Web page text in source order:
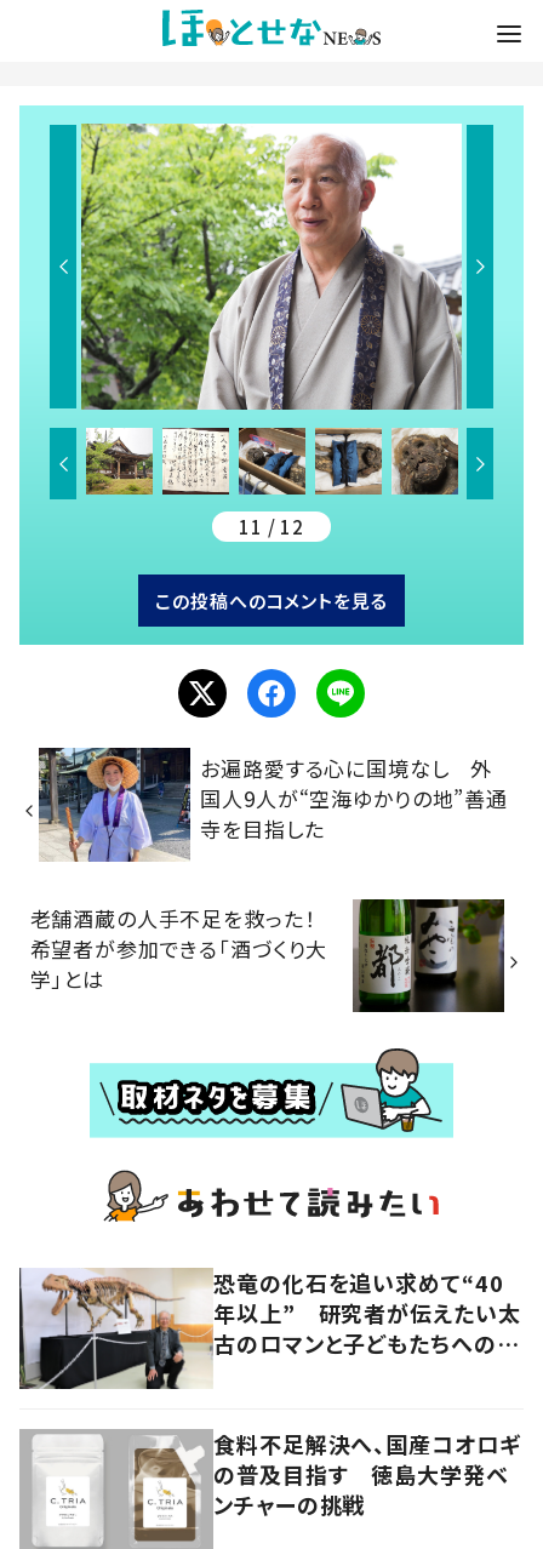
11 / 12
この投稿へのコメントを見る
お遍路愛する心に国境なし 外
国人9人が“空海ゆかりの地”善通
寺を目指した
老舗酒蔵の人手不足を救った！
希望者が参加できる「酒づくり大
学」とは
恐竜の化石を追い求めて“40
年以上” 研究者が伝えたい太
古のロマンと子どもたちへのメ
食料不足解決へ、国産コオロギ
の普及目指す 徳島大学発ベ
ンチャーの挑戦